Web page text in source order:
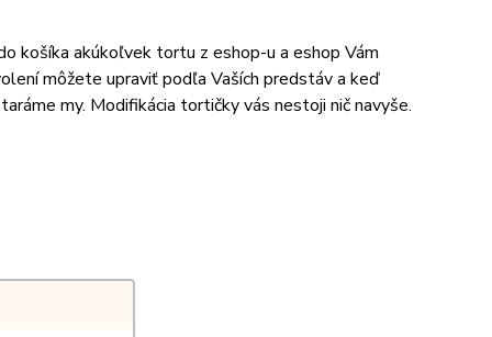
košíka akúkoľvek tortu z eshop-u a eshop Vám
môžete upraviť podľa Vaších predstáv a keď
my. Modifikácia tortičky vás nestoji nič navyše.